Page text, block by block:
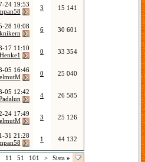
24 19:53
3 15 141
28 10:08
6 30 601
17 11:10
Henke1 0 33 354
05 16:46
0 25 040
05 12:42
4 26 585
24 17:49
3 25 126
31 21:28
1 44 132
11 51 101 > Sista »